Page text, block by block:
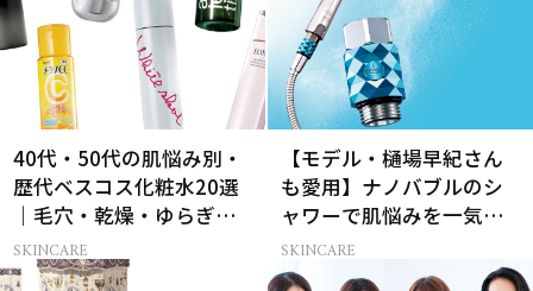
40代・50代の肌悩み別・
歴代ベスコス化粧水20選
｜毛穴・乾燥・ゆらぎな
ど
SKINCARE
【モデル・樋場早紀さん
も愛用】ナノバブルのシ
ャワーで肌悩みを一気に
解決
SKINCARE